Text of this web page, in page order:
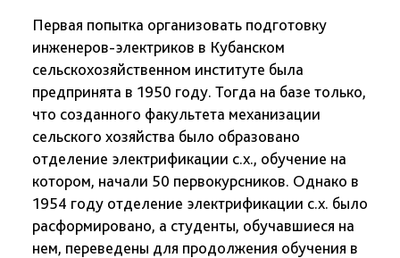
Первая попытка организовать подготовку
инженеров-электриков в Кубанском
сельскохозяйственном институте была
предпринята в 1950 году. Тогда на базе только,
что созданного факультета механизации
сельского хозяйства было образовано
отделение электрификации с.х., обучение на
котором, начали 50 первокурсников. Однако в
1954 году отделение электрификации с.х. было
расформировано, а студенты, обучавшиеся на
нем, переведены для продолжения обучения в